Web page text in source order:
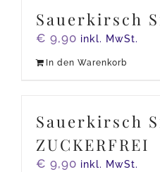
Sauerkirsch
€ 9,90 inkl. MwSt.
In den Warenkorb
Sauerkirsch
ZUCKERFREI
€ 9,90 inkl. MwSt.